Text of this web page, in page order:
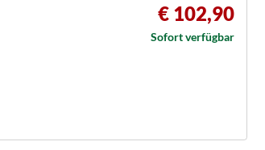
€ 102,90
Sofort verfügbar